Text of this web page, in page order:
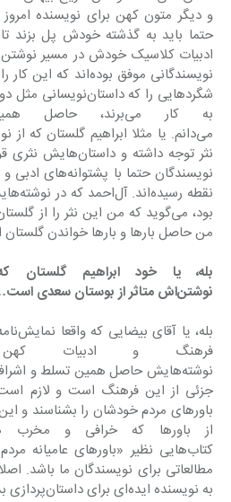
و دیگر متون کهن برای نویسنده
حتما باید به گذشته خودش پل بزند تا
ادبیات کلاسیک خودش در مسیر نوشتن
می‌دانم. یا مثلا ابراهیم گلستان که
نثر توجه داشته و
من حاصل بارها و بارها خواندن
نوشتن‌اش متاثر از بوستان سعدی است… .
فرهنگ و ادبیات
نوشته‌هایش حاصل همین تسلط و
باورهای مردم خودشان را بشناسند و
به نویسنده ایده‌ای برای داستان‌پردازی بدهد.